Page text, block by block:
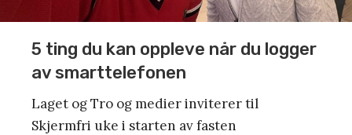
5 ting du kan oppleve når du logger
av smarttelefonen
Laget og Tro og medier inviterer til
Skjermfri uke i starten av fasten